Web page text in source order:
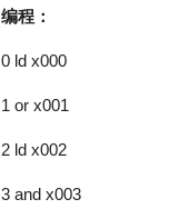
编程：
0 ld x000
1 or x001
2 ld x002
3 and x003